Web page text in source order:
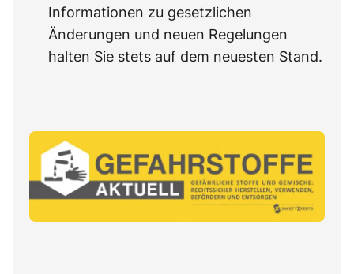
Informationen zu gesetzlichen
Änderungen und neuen Regelungen
halten Sie stets auf dem neuesten Stand.